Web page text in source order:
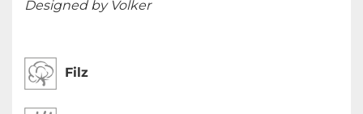
Designed by Volker
Filz